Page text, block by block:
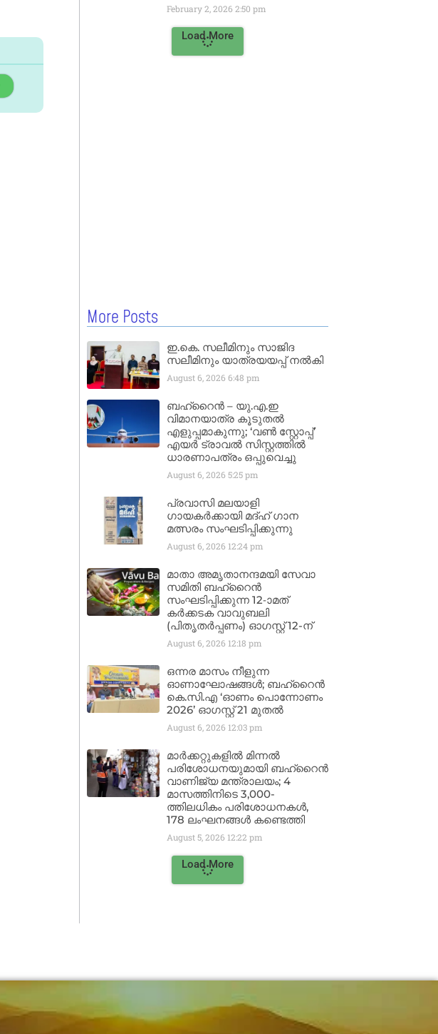
February 2, 2026 2:50 pm
Load More
More Posts
ഇ.കെ. സലീമിനും സാജിദ
സലീമിനും യാത്രയയപ്പ് നൽകി
August 6, 2026 6:48 pm
ബഹ്‌റൈൻ – യു.എ.ഇ
വിമാനയാത്ര കൂടുതൽ
എളുപ്പമാകുന്നു; ‘വൺ സ്റ്റോപ്പ്’
എയർ ട്രാവൽ സിസ്റ്റത്തിൽ
ധാരണാപത്രം ഒപ്പുവെച്ചു
August 6, 2026 5:25 pm
പ്രവാസി മലയാളി
ഗായകർക്കായി മദ്ഹ് ഗാന
മത്സരം സംഘടിപ്പിക്കുന്നു
August 6, 2026 12:24 pm
മാതാ അമൃതാനന്ദമയി സേവാ
സമിതി ബഹ്‌റൈൻ
സംഘടിപ്പിക്കുന്ന 12-ാമത്
കർക്കടക വാവുബലി
(പിതൃതർപ്പണം) ഓഗസ്റ്റ് 12-ന്
August 6, 2026 12:18 pm
ഒന്നര മാസം നീളുന്ന
ഓണാഘോഷങ്ങൾ; ബഹ്‌റൈൻ
കെ.സി.എ ‘ഓണം പൊന്നോണം
2026’ ഓഗസ്റ്റ് 21 മുതൽ
August 6, 2026 12:03 pm
മാർക്കറ്റുകളിൽ മിന്നൽ
പരിശോധനയുമായി ബഹ്‌റൈൻ
വാണിജ്യ മന്ത്രാലയം; 4
മാസത്തിനിടെ 3,000-
ത്തിലധികം പരിശോധനകൾ,
178 ലംഘനങ്ങൾ കണ്ടെത്തി
August 5, 2026 12:22 pm
Load More